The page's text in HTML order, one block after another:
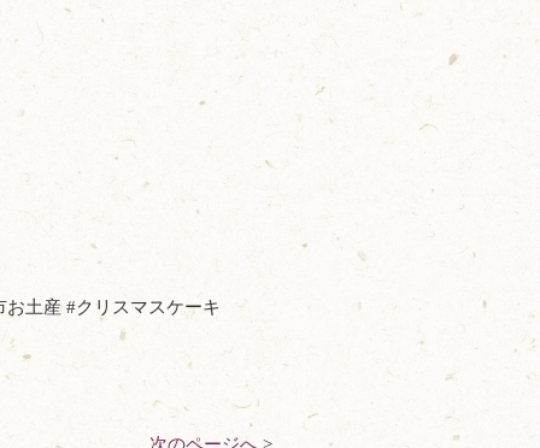
土産 #クリスマスケーキ